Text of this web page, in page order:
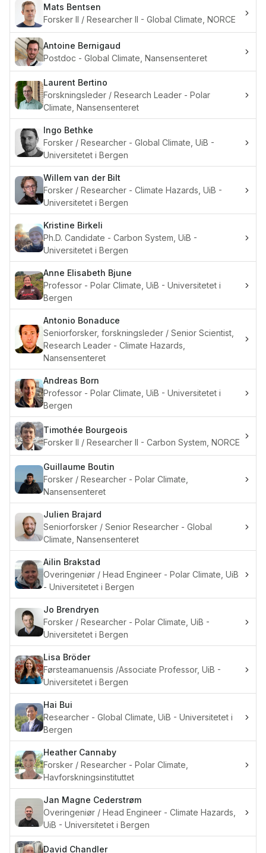
Mats Bentsen
Forsker II / Researcher II - Global Climate, NORCE
Antoine Bernigaud
Postdoc - Global Climate, Nansensenteret
Laurent Bertino
Forskningsleder / Research Leader - Polar
Climate, Nansensenteret
Ingo Bethke
Forsker / Researcher - Global Climate, UiB -
Universitetet i Bergen
Willem van der Bilt
Forsker / Researcher - Climate Hazards, UiB -
Universitetet i Bergen
Kristine Birkeli
Ph.D. Candidate - Carbon System, UiB -
Universitetet i Bergen
Anne Elisabeth Bjune
Professor - Polar Climate, UiB - Universitetet i
Bergen
Antonio Bonaduce
Seniorforsker, forskningsleder / Senior Scientist,
Research Leader - Climate Hazards,
Nansensenteret
Andreas Born
Professor - Polar Climate, UiB - Universitetet i
Bergen
Timothée Bourgeois
Forsker II / Researcher II - Carbon System, NORCE
Guillaume Boutin
Forsker / Researcher - Polar Climate,
Nansensenteret
Julien Brajard
Seniorforsker / Senior Researcher - Global
Climate, Nansensenteret
Ailin Brakstad
Overingeniør / Head Engineer - Polar Climate, UiB
- Universitetet i Bergen
Jo Brendryen
Forsker / Researcher - Polar Climate, UiB -
Universitetet i Bergen
Lisa Bröder
Førsteamanuensis /Associate Professor, UiB -
Universitetet i Bergen
Hai Bui
Researcher - Global Climate, UiB - Universitetet i
Bergen
Heather Cannaby
Forsker / Researcher - Polar Climate,
Havforskningsinstituttet
Jan Magne Cederstrøm
Overingeniør / Head Engineer - Climate Hazards,
UiB - Universitetet i Bergen
David Chandler